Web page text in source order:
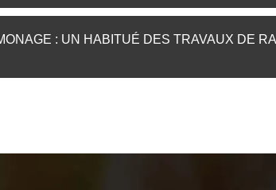
: UN HABITUÉ DES TRAVAUX DE